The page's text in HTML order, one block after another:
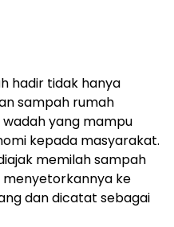
hadir tidak hanya
sampah rumah
yang mampu
kepada masyarakat.
memilah sampah
menyetorkannya ke
dan dicatat sebagai